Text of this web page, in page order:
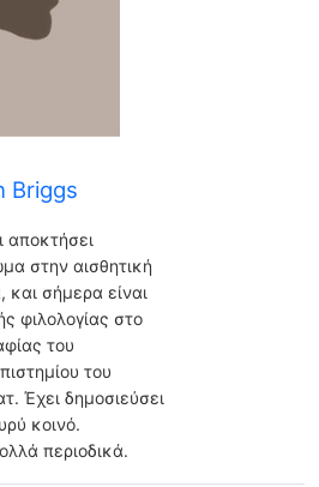
Briggs
αποκτήσει
στην αισθητική
και σήμερα είναι
φιλολογίας στο
του
του
Έχει δημοσιεύσει
κοινό.
περιοδικά.